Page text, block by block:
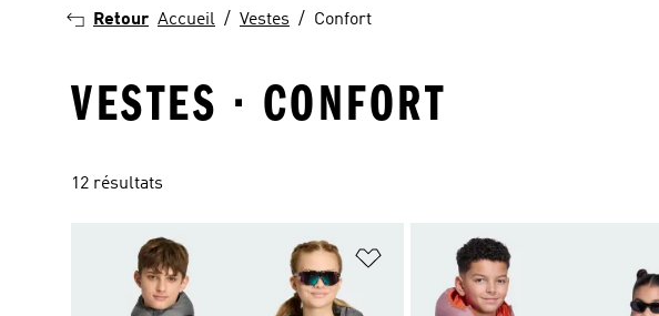
Retour Accueil Vestes Confort
VESTES · CONFORT
12 résultats
Ajouter à la Liste de produits favoris